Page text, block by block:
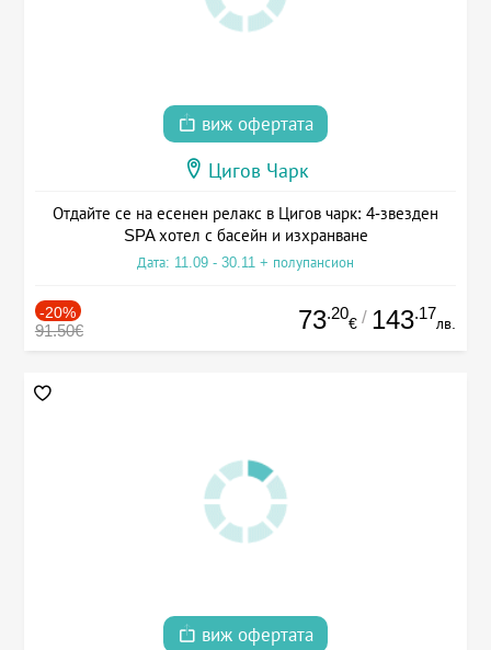
виж офертата
Цигов Чарк
Отдайте се на есенен релакс в Цигов чарк: 4-звезден
SPA хотел с басейн и изхранване
Дата: 11.09 - 30.11 + полупансион
-20%
91.50€ 73.20
€ / 143.17
лв.
виж офертата